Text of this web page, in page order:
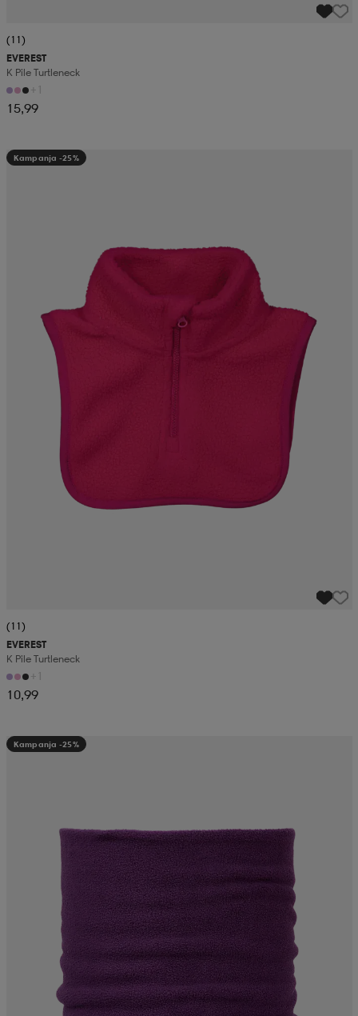
(11)
EVEREST
K Pile Turtleneck
+1
15,99
Kampanja -25%
(11)
EVEREST
K Pile Turtleneck
+1
10,99
Kampanja -25%